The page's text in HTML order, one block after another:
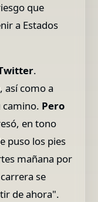
que
a Estados
.
así como a
camino. Pero
en tono
puso los pies
mañana por
se
de ahora".